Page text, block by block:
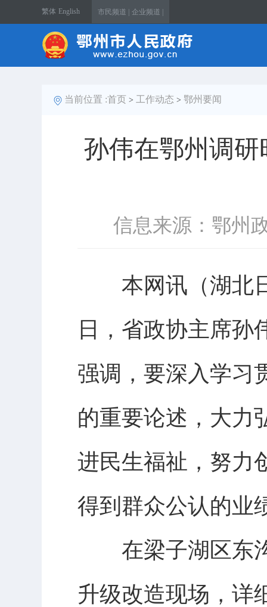
繁体 English 市民频道 | 企业频道 |
当前位置 :首页 > 工作动态 > 鄂州要闻
孙伟在鄂州调
信息来源：鄂州
本网讯（湖北日
日，省政协主席孙
强调，要深入学习
的重要论述，大力
进民生福祉，努力
得到群众公认的业
在梁子湖区东沟
升级改造现场，详